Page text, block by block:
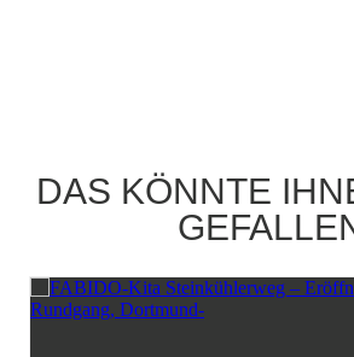
DAS KÖNNTE